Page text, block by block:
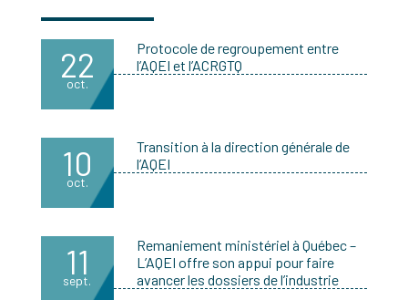
22
oct.
Protocole de regroupement entre
l’AQEI et l’ACRGTQ
10
oct.
Transition à la direction générale de
l’AQEI
11
sept.
Remaniement ministériel à Québec –
L’AQEI offre son appui pour faire
avancer les dossiers de l’industrie